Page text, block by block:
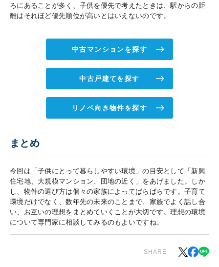
ろにあることが多く、子供を優先で考えたときは、駅からの距
離はそれほど優先順位が高いとはいえないのです。
中古マンションを探す
中古戸建てを探す
リノベ向き物件を探す
まとめ
今回は「子供にとって暮らしやすい環境」の目安として「新興
住宅地、大規模マンション、団地の近く」をあげました。しか
し、物件の選び方は個々の家族によってばらばらです。子育て
環境だけでなく、数年先の未来のことまで、家族でよく話し合
い、お互いの理想をまとめていくことが大切です。理想の環境
について専門家に相談してみるのもよいですね。
SHARE